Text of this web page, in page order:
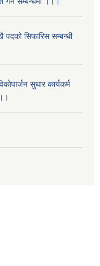
सिफारिस सम्बन्धी
सुधार कार्यकर्म